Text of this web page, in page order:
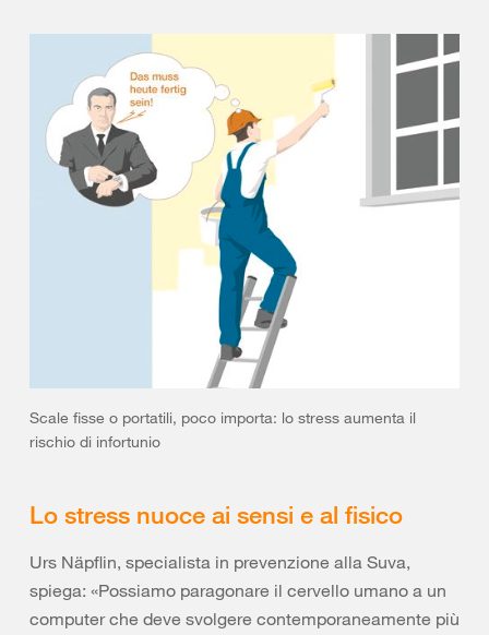
Scale fisse o portatili, poco importa: lo stress aumenta il
rischio di infortunio
Lo stress nuoce ai sensi e al fisico
Urs Näpflin, specialista in prevenzione alla Suva,
spiega: «Possiamo paragonare il cervello umano a un
computer che deve svolgere contemporaneamente più